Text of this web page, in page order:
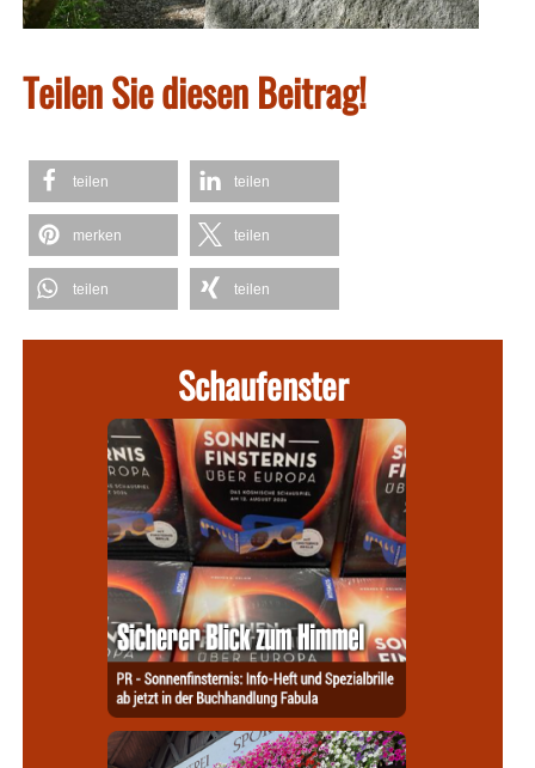
Teilen Sie diesen Beitrag!
teilen teilen
merken teilen
teilen teilen
Schaufenster